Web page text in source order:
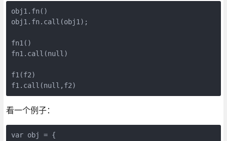
obj1.fn()
obj1.fn.call(obj1);
fn1()
fn1.call(null)
f1(f2)
f1.call(null,f2)
看一个例子：
var obj = {